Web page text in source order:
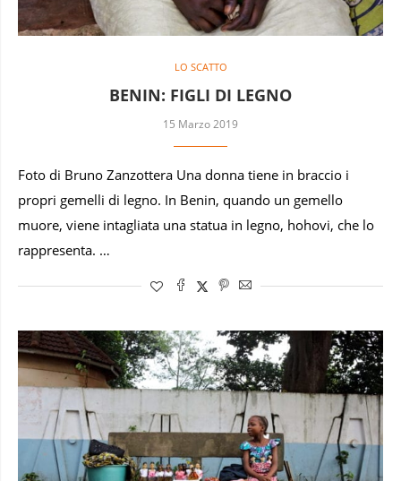
LO SCATTO
BENIN: FIGLI DI LEGNO
15 Marzo 2019
Foto di Bruno Zanzottera Una donna tiene in braccio i
propri gemelli di legno. In Benin, quando un gemello
muore, viene intagliata una statua in legno, hohovi, che lo
rappresenta. …